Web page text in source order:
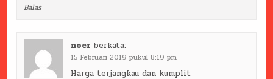
Balas
noer berkata:
15 Februari 2019 pukul 8:19 pm
Harga terjangkau dan kumplit